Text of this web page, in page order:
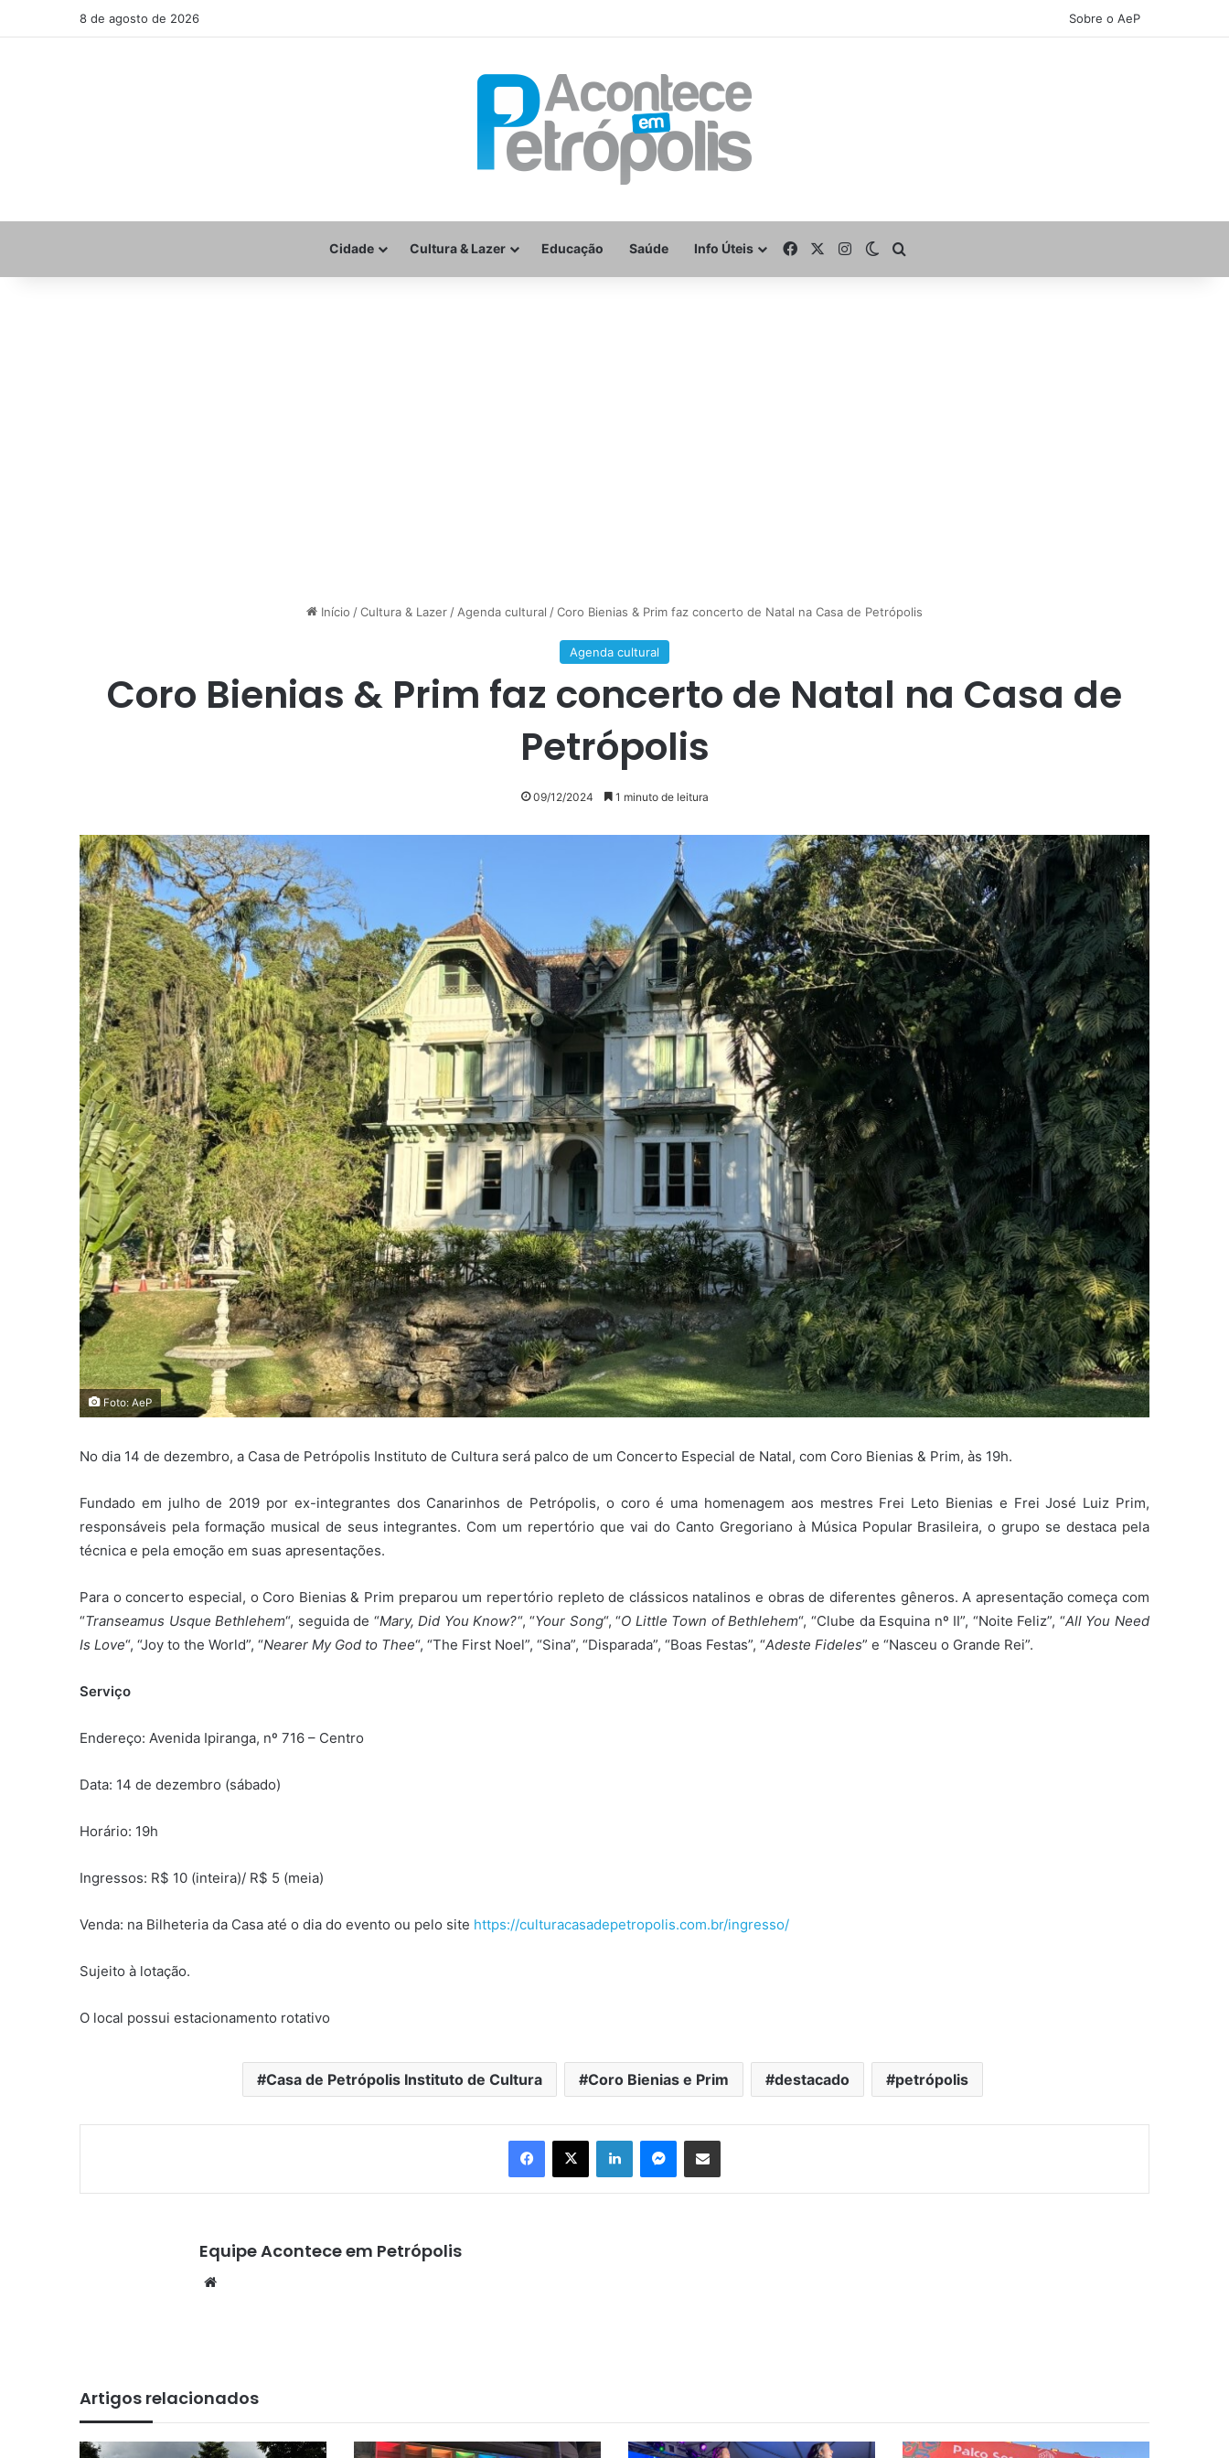
8 de agosto de 2026 Sobre o AeP
Cidade Cultura & Lazer Educação Saúde Info Úteis FacebookInstagramSwitch skin
Início /Cultura & Lazer / Agenda cultural /Coro Bienias & Prim faz concerto de Natal na Casa de Petrópolis
Agenda cultural
Coro Bienias & Prim faz concerto de Natal na Casa de
Petrópolis
09/12/2024 1 minuto de leitura
Foto: AeP
No dia 14 de dezembro, a Casa de Petrópolis Instituto de Cultura será palco de um Concerto Especial de Natal, com Coro Bienias & Prim, às 19h.
Fundado em julho de 2019 por ex-integrantes dos Canarinhos de Petrópolis, o coro é uma homenagem aos mestres Frei Leto Bienias e Frei José Luiz Prim,
responsáveis pela formação musical de seus integrantes. Com um repertório que vai do Canto Gregoriano à Música Popular Brasileira, o grupo se destaca pela
técnica e pela emoção em suas apresentações.
Para o concerto especial, o Coro Bienias & Prim preparou um repertório repleto de clássicos natalinos e obras de diferentes gêneros. A apresentação começa com
“Transeamus Usque Bethlehem“, seguida de “Mary, Did You Know?“, “Your Song“, “O Little Town of Bethlehem“, “Clube da Esquina nº II”, “Noite Feliz”, “All You Need
Is Love“, “Joy to the World”, “Nearer My God to Thee“, “The First Noel”, “Sina”, “Disparada”, “Boas Festas”, “Adeste Fideles” e “Nasceu o Grande Rei”.
Serviço
Endereço: Avenida Ipiranga, nº 716 – Centro
Data: 14 de dezembro (sábado)
Horário: 19h
Ingressos: R$ 10 (inteira)/ R$ 5 (meia)
Venda: na Bilheteria da Casa até o dia do evento ou pelo site https://culturacasadepetropolis.com.br/ingresso/
Sujeito à lotação.
O local possui estacionamento rotativo
Casa de Petrópolis Instituto de Cultura Coro Bienias e Prim destacado petrópolis
Equipe Acontece em Petrópolis
Artigos relacionados